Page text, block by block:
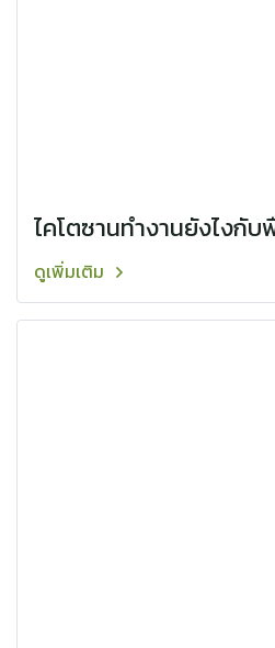
ไคโตซานทำงานยังไงกับ
ดูเพิ่มเติม